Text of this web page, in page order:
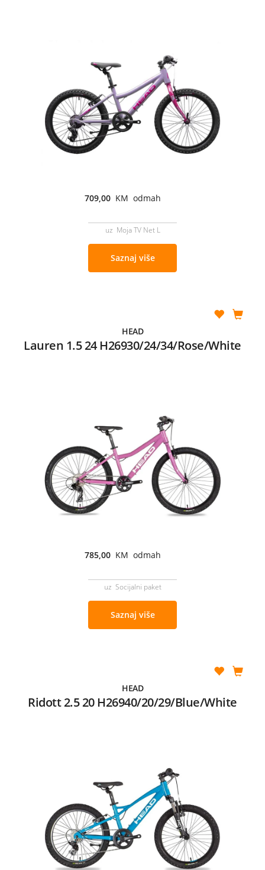
709,00 KM odmah
uz Moja TV Net L
Saznaj više
HEAD
Lauren 1.5 24 H26930/24/34/Rose/White
785,00 KM odmah
uz Socijalni paket
Saznaj više
HEAD
Ridott 2.5 20 H26940/20/29/Blue/White